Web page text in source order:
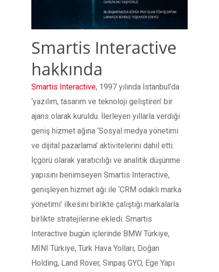
Smartis Interactive
hakkında
Smartis Interactive, 1997 yılında İstanbul’da
‘yazılım, tasarım ve teknoloji geliştiren’ bir
ajans olarak kuruldu. İlerleyen yıllarla verdiği
geniş hizmet ağına ‘Sosyal medya yönetimi
ve dijital pazarlama’ aktivitelerini dahil etti.
İçgörü olarak yaratıcılığı ve analitik düşünme
yapısını benimseyen Smartis Interactive,
genişleyen hizmet ağı ile ‘CRM odaklı marka
yönetimi’ ilkesini birlikte çalıştığı markalarla
birlikte stratejilerine ekledi. Smartis
Interactive bugün içlerinde BMW Türkiye,
MINI Türkiye, Türk Hava Yolları, Doğan
Holding, Land Rover, Sinpaş GYO, Ege Yapı